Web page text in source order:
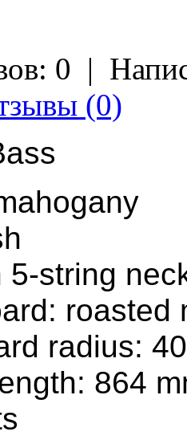
0 |
(0)
string
roasted
radius:
864